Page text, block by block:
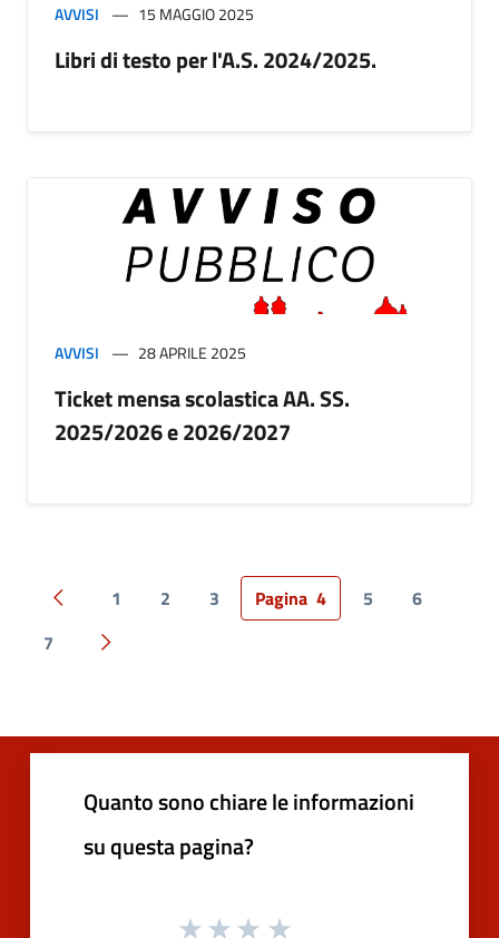
AVVISI 15 MAGGIO 2025
Libri di testo per l'A.S. 2024/2025.
AVVISI 28 APRILE 2025
Ticket mensa scolastica AA. SS.
2025/2026 e 2026/2027
Pagina precedente
1 2 3 Pagina 4 5
6
7
Pagina successiva
Quanto sono chiare le informazioni
su questa pagina?